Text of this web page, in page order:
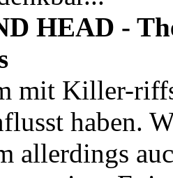
HEAD -
mit Killer-
haben.
allerdings